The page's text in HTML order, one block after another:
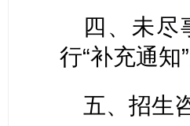
四、未尽
行“补充通知
五、招生